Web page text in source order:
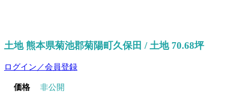
土地 熊本県菊池郡菊陽町久保田 / 土地 70.68坪
ログイン／会員登録
価格
非公開